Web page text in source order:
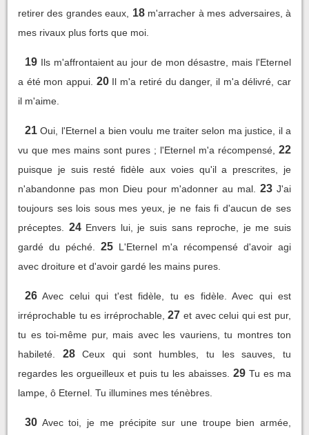
retirer des grandes eaux,
18 m'arracher à mes adversaires, à
mes rivaux plus forts que moi.
19 Ils m'affrontaient au jour de mon désastre, mais l'Eternel
a été mon appui. 20 Il m'a retiré du danger, il m'a délivré, car
il m'aime.
21 Oui, l'Eternel a bien voulu me traiter selon ma justice, il a
vu que mes mains sont pures ; l'Eternel m'a récompensé, 22
puisque je suis resté fidèle aux voies qu'il a prescrites, je
n'abandonne pas mon Dieu pour m'adonner au mal.
23 J'ai
toujours ses lois sous mes yeux, je ne fais fi d'aucun de ses
préceptes.
24 Envers lui, je suis sans reproche, je me suis
gardé du péché.
25 L'Eternel m'a récompensé d'avoir agi
avec droiture et d'avoir gardé les mains pures.
26 Avec celui qui t'est fidèle, tu es fidèle. Avec qui est
irréprochable tu es irréprochable, 27 et avec celui qui est pur,
tu es toi-même pur, mais avec les vauriens, tu montres ton
habileté.
28
Ceux qui sont humbles, tu les sauves, tu
regardes les orgueilleux et puis tu les abaisses. 29 Tu es ma
lampe, ô Eternel. Tu illumines mes ténèbres.
30 Avec toi, je me précipite sur une troupe bien armée,